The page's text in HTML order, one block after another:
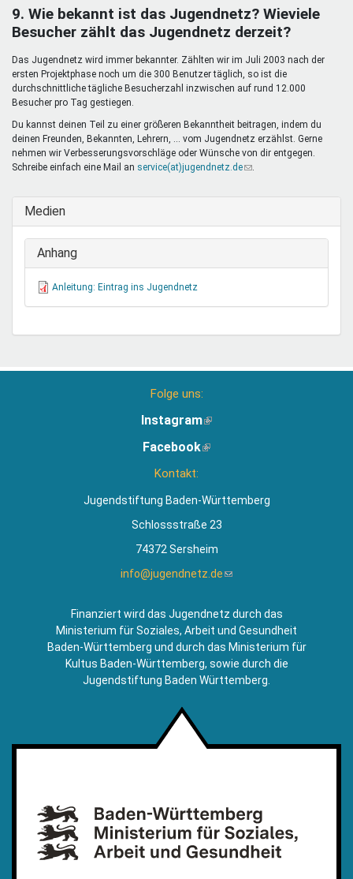
9. Wie bekannt ist das Jugendnetz? Wieviele
Besucher zählt das Jugendnetz derzeit?
Das Jugendnetz wird immer bekannter. Zählten wir im Juli 2003 nach der
ersten Projektphase noch um die 300 Benutzer täglich, so ist die
durchschnittliche tägliche Besucherzahl inzwischen auf rund 12.000
Besucher pro Tag gestiegen.
Du kannst deinen Teil zu einer größeren Bekanntheit beitragen, indem du
deinen Freunden, Bekannten, Lehrern, ... vom Jugendnetz erzählst. Gerne
nehmen wir Verbesserungsvorschläge oder Wünsche von dir entgegen.
Schreibe einfach eine Mail an service(at)jugendnetz.de(Link
E-
Medien
Anhang
Anleitung: Eintrag ins Jugendnetz
Folge uns:
Instagram(Link
extern)
Facebook(Link
Kontakt:
Jugendstiftung Baden-Württemberg
Schlossstraße 23
74372 Sersheim
info@jugendnetz.de(Link
Mail)
Finanziert wird das Jugendnetz durch das
Ministerium für Soziales, Arbeit und Gesundheit
Baden-Württemberg und durch das Ministerium für
Kultus Baden-Württemberg, sowie durch die
Jugendstiftung Baden Württemberg.